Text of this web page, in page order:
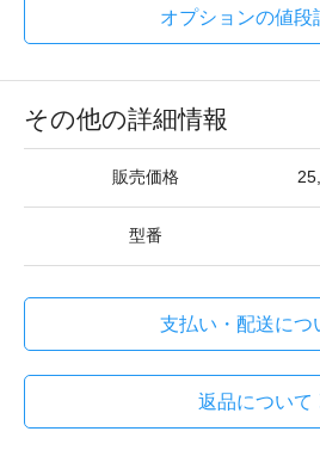
オプションの値段
その他の詳細情報
販売価格
型番
支払い・配送につ
返品について